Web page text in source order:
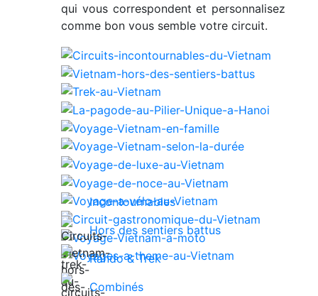
qui vous correspondent et personnalisez
comme bon vous semble votre circuit.
Incontournables
Hors des sentiers battus
Rando & Trek
Combinés